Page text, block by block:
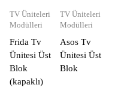
TV Üniteleri
Modülleri
Frida Tv
Ünitesi Üst
Blok
(kapaklı)
TV Üniteleri
Modülleri
Asos Tv
Ünitesi Üst
Blok